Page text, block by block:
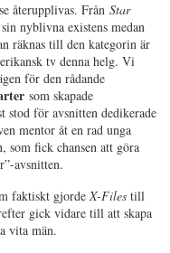
återupplivas. Från Star
nyblivna existens medan
räknas till den kategorin är
tv denna helg. Vi
för den rådande
som skapade
stod för avsnitten dedikerade
mentor åt en rad unga
som fick chansen att göra
avsnitten.
faktiskt gjordeX-Files till
gick vidare till att skapa
vita män.